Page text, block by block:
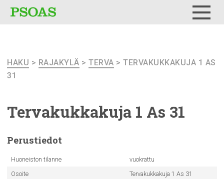
HAKU > RAJAKYLÄ > TERVA > TERVAKUKKAKUJA 1 AS
31
Tervakukkakuja 1 As 31
Perustiedot
Huoneiston tilanne
vuokrattu
Osoite
Tervakukkakuja 1 As 31